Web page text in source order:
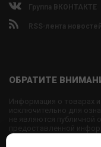
Группа ВКОНТАКТЕ
RSS-лента новостей
ОБРАТИТЕ
Информация о товарах
исключительно для
не являются публичной
предоставленной
являются основанием